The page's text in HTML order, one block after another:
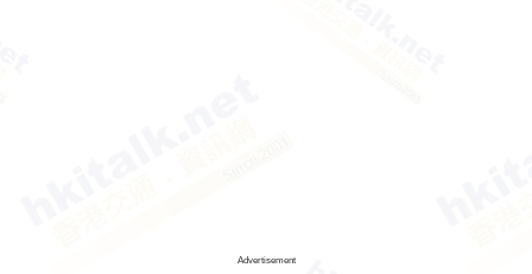
Advertisement